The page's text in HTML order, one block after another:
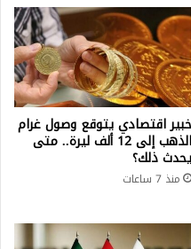
خبير اقتصادي يتوقع وصول غرام
الذهب إلى 12 ألف ليرة.. متى
يحدث ذلك؟
منذ 7 ساعات